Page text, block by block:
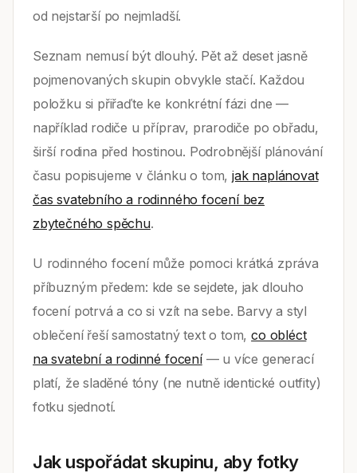
od nejstarší po nejmladší.
Seznam nemusí být dlouhý. Pět až deset jasně
pojmenovaných skupin obvykle stačí. Každou
položku si přiřaďte ke konkrétní fázi dne —
například rodiče u příprav, prarodiče po obřadu,
širší rodina před hostinou. Podrobnější plánování
času popisujeme v článku o tom,jak naplánovat
čas svatebního a rodinného focení bez
zbytečného spěchu.
U rodinného focení může pomoci krátká zpráva
příbuzným předem: kde se sejdete, jak dlouho
focení potrvá a co si vzít na sebe. Barvy a styl
oblečení řeší samostatný text o tom,co obléct
na svatební a rodinné focení— u více generací
platí, že sladěné tóny (ne nutně identické outfity)
fotku sjednotí.
Jak uspořádat skupinu, aby fotky